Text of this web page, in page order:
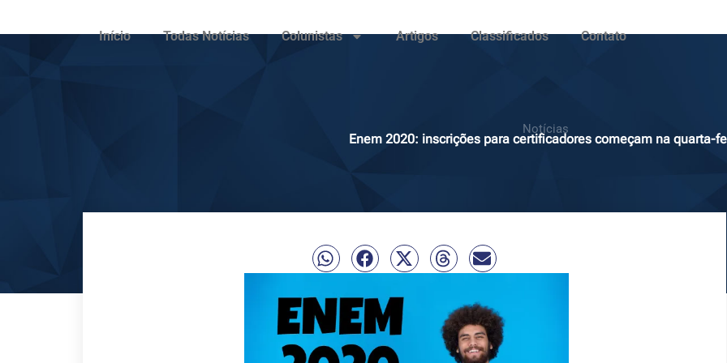
Início Todas Notícias Colunistas Artigos Classificados Contato
Notícias
Enem 2020: inscrições para certificadores começam na quarta-